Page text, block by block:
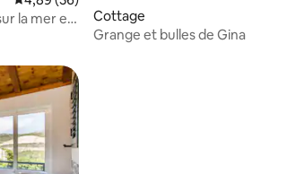
: 4,94 sur 5
la mer et
Cottage
Grange et bulles de Gina